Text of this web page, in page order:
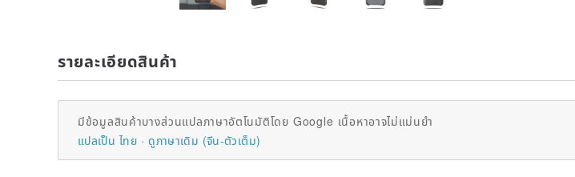
รายละเอียดสินค้า
มีข้อมูลสินค้าบางส่วนแปลภาษาอัตโนมัติโดย Google เนื้อหาอาจไม่แม่นยำ
แปลเป็น ไทย
ดูภาษาเดิม (จีน-ตัวเต็ม)